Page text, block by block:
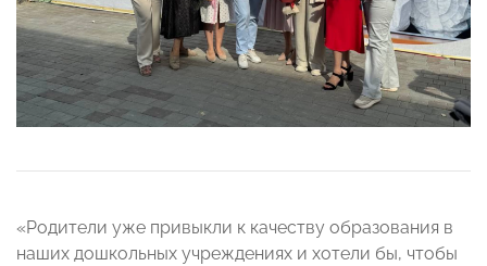
«Родители уже привыкли к качеству образования в
наших дошкольных учреждениях и хотели бы, чтобы